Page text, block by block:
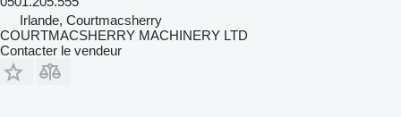
Irlande, Courtmacsherry
COURTMACSHERRY MACHINERY LTD
Contacter le vendeur